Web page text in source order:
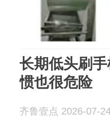
长期低头刷
惯也很危险
齐鲁壹点 2026-07-